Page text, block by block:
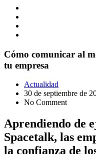
Cómo comunicar al
tu empresa
Actualidad
30 de septiembre de
No Comment
Aprendiendo de
Spacetalk, las
la confianza de